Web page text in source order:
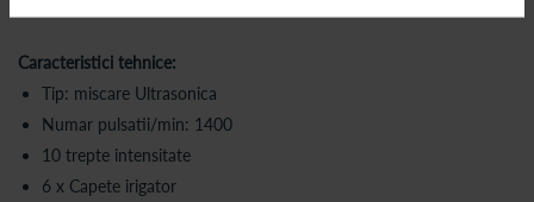
Caracteristici tehnice:
Tip: miscare Ultrasonica
Numar pulsatii/min: 1400
10 trepte intensitate
6 x Capete irigator